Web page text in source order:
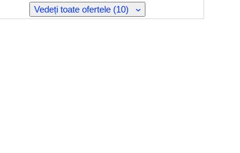
Vedeți toate ofertele (10)